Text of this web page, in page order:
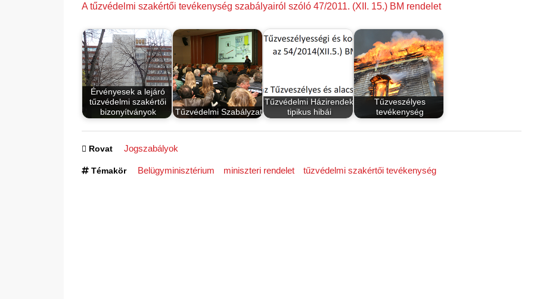
A tűzvédelmi szakértői tevékenység szabályairól szóló 47/2011. (XII. 15.) BM rendelet
Érvényesek a lejáró
tűzvédelmi szakértői
bizonyítványok
Tűzvédelmi Szabályzat
Tűzvédelmi Házirendek
tipikus hibái
Tűzveszélyes
tevékenység
Rovat Jogszabályok
Témakör Belügyminisztérium miniszteri rendelet tűzvédelmi szakértői tevékenység